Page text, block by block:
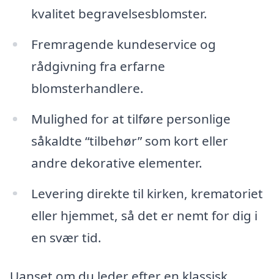
kvalitet begravelsesblomster.
Fremragende kundeservice og
rådgivning fra erfarne
blomsterhandlere.
Mulighed for at tilføre personlige
såkaldte “tilbehør” som kort eller
andre dekorative elementer.
Levering direkte til kirken, krematoriet
eller hjemmet, så det er nemt for dig i
en svær tid.